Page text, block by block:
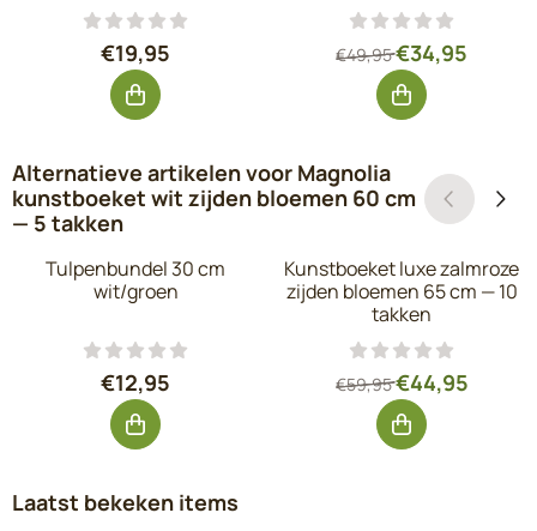
Prijs: 19,95, exclusief btw: 16,49
€19,95 Van 49,95
€49,95€34,95
Alternatieve artikelen voor Magnolia
kunstboeket wit zijden bloemen 60 cm
— 5 takken
Tulpenbundel 30 cm
wit/groen
Prijs: 12,95, exclusief btw: 10,70
€12,95
Kunstboeket luxe zalmroze
zijden bloemen 65 cm — 10
takken
Van 59,95 voor
€59,95€44,95
Laatst bekeken items